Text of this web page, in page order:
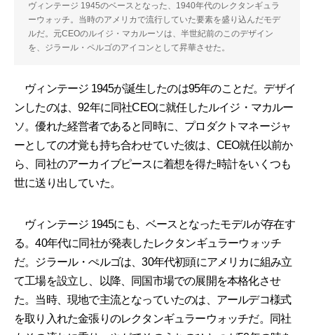
ヴィンテージ 1945のベースとなった、1940年代のレクタンギュラ
ーウォッチ。当時のアメリカで流行していた要素を盛り込んだモデ
ルだ。元CEOのルイジ・マカルーソは、半世紀前のこのデザイン
を、ジラール・ペルゴのアイコンとして昇華させた。
ヴィンテージ 1945が誕生したのは95年のことだ。デザイ
ンしたのは、92年に同社CEOに就任したルイジ・マカルー
ソ。優れた経営者であると同時に、プロダクトマネージャ
ーとしての才覚も持ち合わせていた彼は、CEO就任以前か
ら、同社のアーカイブピースに着想を得た時計をいくつも
世に送り出していた。
ヴィンテージ 1945にも、ベースとなったモデルが存在す
る。40年代に同社が発表したレクタンギュラーウォッチ
だ。ジラール・ぺルゴは、30年代初頭にアメリカに組み立
て工場を設立し、以降、同国市場での展開を本格化させ
た。当時、現地で主流となっていたのは、アールデコ様式
を取り入れた金張りのレクタンギュラーウォッチだ。同社